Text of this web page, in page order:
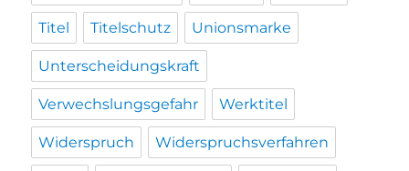
Titel Titelschutz Unionsmarke
Unterscheidungskraft
Verwechslungsgefahr Werktitel
Widerspruch Widerspruchsverfahren